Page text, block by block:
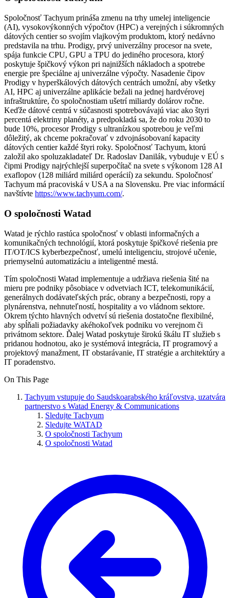
Spoločnosť Tachyum prináša zmenu na trhy umelej inteligencie
(AI), vysokovýkonných výpočtov (HPC) a verejných i súkromných
dátových centier so svojím vlajkovým produktom, ktorý nedávno
predstavila na trhu. Prodigy, prvý univerzálny procesor na svete,
spája funkcie CPU, GPU a TPU do jediného procesora, ktorý
poskytuje špičkový výkon pri najnižších nákladoch a spotrebe
energie pre špeciálne aj univerzálne výpočty. Nasadenie čipov
Prodigy v hyperškálových dátových centrách umožní, aby všetky
AI, HPC aj univerzálne aplikácie bežali na jednej hardvérovej
infraštruktúre, čo spoločnostiam ušetrí miliardy dolárov ročne.
Keďže dátové centrá v súčasnosti spotrebovávajú viac ako štyri
percentá elektriny planéty, a predpokladá sa, že do roku 2030 to
bude 10%, procesor Prodigy s ultranízkou spotrebou je veľmi
dôležitý, ak chceme pokračovať v zdvojnásobovaní kapacity
dátových centier každé štyri roky. Spoločnosť Tachyum, ktorú
založil ako spoluzakladateľ Dr. Radoslav Danilák, vybuduje v EÚ s
čipmi Prodigy najrýchlejší superpočítač na svete s výkonom 128 AI
exaflopov (128 miliárd miliárd operácií) za sekundu. Spoločnosť
Tachyum má pracoviská v USA a na Slovensku. Pre viac informácií
navštívte https://www.tachyum.com/.
O spoločnosti Watad
Watad je rýchlo rastúca spoločnosť v oblasti informačných a
komunikačných technológií, ktorá poskytuje špičkové riešenia pre
IT/OT/ICS kyberbezpečnosť, umelú inteligenciu, strojové učenie,
priemyselnú automatizáciu a inteligentné mestá.
Tím spoločnosti Watad implementuje a udržiava riešenia šité na
mieru pre podniky pôsobiace v odvetviach ICT, telekomunikácií,
generálnych dodávateľských prác, obrany a bezpečnosti, ropy a
plynárenstva, nehnuteľností, hospitality a vo vládnom sektore.
Okrem týchto hlavných odvetví sú riešenia dostatočne flexibilné,
aby spĺňali požiadavky akéhokoľvek podniku vo verejnom či
privátnom sektore. Ďalej Watad poskytuje širokú škálu IT služieb s
pridanou hodnotou, ako je systémová integrácia, IT programový a
projektový manažment, IT obstarávanie, IT stratégie a architektúry a
IT poradenstvo.
On This Page
Tachyum vstupuje do Saudskoarabského kráľovstva, uzatvára
partnerstvo s Watad Energy & Communications
Sledujte Tachyum
Sledujte WATAD
O spoločnosti Tachyum
O spoločnosti Watad